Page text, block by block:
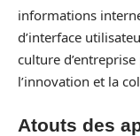
informations
d’interface
culture
l’innovation et la
Atouts des